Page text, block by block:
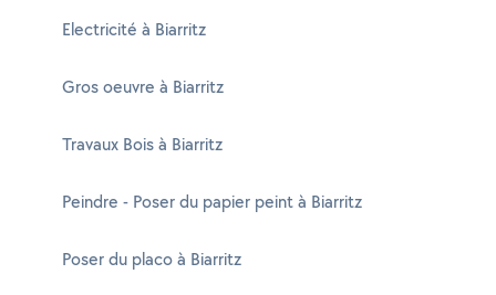
Electricité à Biarritz
Gros oeuvre à Biarritz
Travaux Bois à Biarritz
Peindre - Poser du papier peint à Biarritz
Poser du placo à Biarritz